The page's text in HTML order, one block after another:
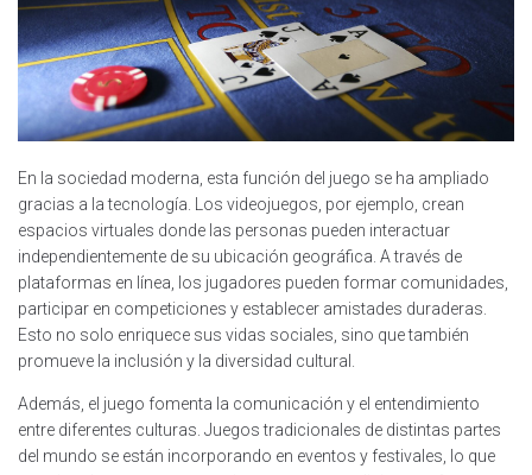
En la sociedad moderna, esta función del juego se ha ampliado
gracias a la tecnología. Los videojuegos, por ejemplo, crean
espacios virtuales donde las personas pueden interactuar
independientemente de su ubicación geográfica. A través de
plataformas en línea, los jugadores pueden formar comunidades,
participar en competiciones y establecer amistades duraderas.
Esto no solo enriquece sus vidas sociales, sino que también
promueve la inclusión y la diversidad cultural.
Además, el juego fomenta la comunicación y el entendimiento
entre diferentes culturas. Juegos tradicionales de distintas partes
del mundo se están incorporando en eventos y festivales, lo que